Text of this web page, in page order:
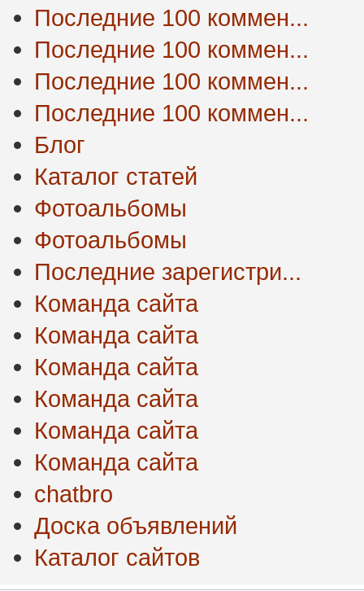
Последние 100 коммен...
Последние 100 коммен...
Последние 100 коммен...
Последние 100 коммен...
Блог
Каталог статей
Фотоальбомы
Фотоальбомы
Последние зарегистри...
Команда сайта
Команда сайта
Команда сайта
Команда сайта
Команда сайта
Команда сайта
chatbro
Доска объявлений
Каталог сайтов